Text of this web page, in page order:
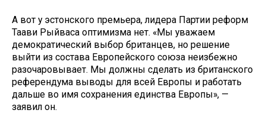
А вот у эстонского премьера, лидера Партии реформ
Таави Рыйваса оптимизма нет. «Мы уважаем
демократический выбор британцев, но решение
выйти из состава Европейского союза неизбежно
разочаровывает. Мы должны сделать из британского
референдума выводы для всей Европы и работать
дальше во имя сохранения единства Европы», —
заявил он.